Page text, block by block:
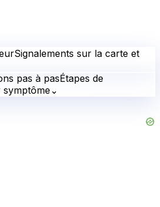
Signalements sur la carte et
pas à pasÉtapes de
symptôme⌄